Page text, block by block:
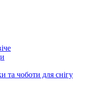
та чоботи для снігу